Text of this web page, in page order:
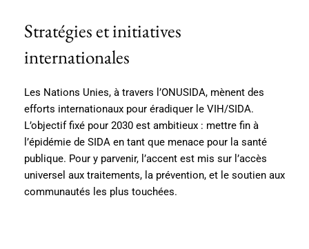
Stratégies et initiatives
internationales
Les Nations Unies, à travers l’ONUSIDA, mènent des
efforts internationaux pour éradiquer le VIH/SIDA.
L’objectif fixé pour 2030 est ambitieux : mettre fin à
l’épidémie de SIDA en tant que menace pour la santé
publique. Pour y parvenir, l’accent est mis sur l’accès
universel aux traitements, la prévention, et le soutien aux
communautés les plus touchées.